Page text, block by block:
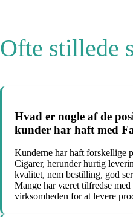
Ofte stillede
Hvad er nogle af de
kunder har haft med
Kunderne har haft forskellige
Cigarer, herunder hurtig
kvalitet, nem bestilling, god
Mange har været tilfredse med
virksomheden for at levere